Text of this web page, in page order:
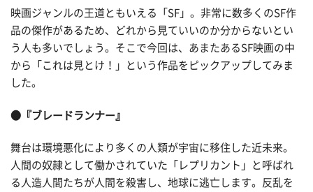
映画ジャンルの王道ともいえる「SF」。非常に数多くのSF作
品の傑作があるため、どれから見ていいのか分からないとい
う人も多いでしょう。そこで今回は、あまたあるSF映画の中
から「これは見とけ！」という作品をピックアップしてみま
した。
●『ブレードランナー』
舞台は環境悪化により多くの人類が宇宙に移住した近未来。
人間の奴隷として働かされていた「レプリカント」と呼ばれ
る人造人間たちが人間を殺害し、地球に逃亡します。反乱を